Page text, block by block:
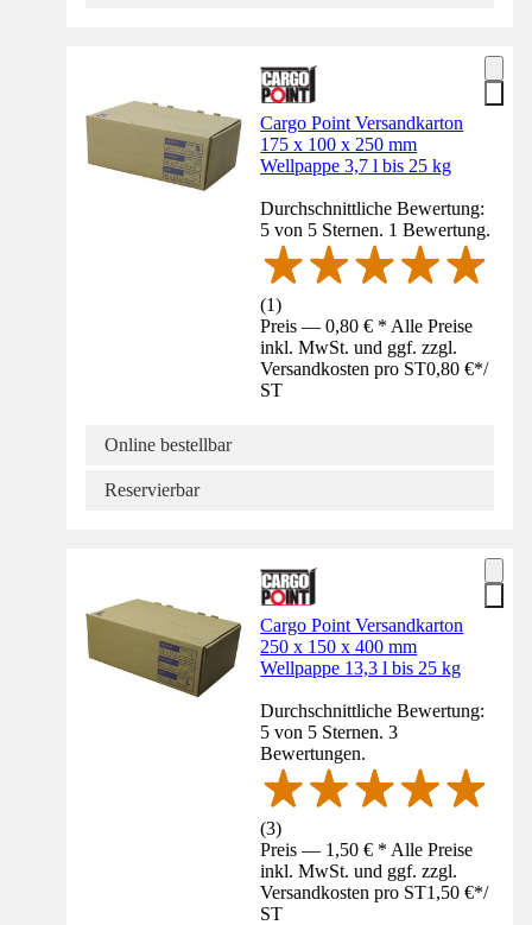
Cargo Point Versandkarton
175 x 100 x 250 mm
Wellpappe 3,7 l bis 25 kg
Durchschnittliche Bewertung:
5 von 5 Sternen. 1 Bewertung.
(1)
Preis — 0,80 € * Alle Preise
inkl. MwSt. und ggf. zzgl.
Versandkosten pro ST0,80 €*/
ST
Online bestellbar
Reservierbar
Cargo Point Versandkarton
250 x 150 x 400 mm
Wellpappe 13,3 l bis 25 kg
Durchschnittliche Bewertung:
5 von 5 Sternen. 3
Bewertungen.
(3)
Preis — 1,50 € * Alle Preise
inkl. MwSt. und ggf. zzgl.
Versandkosten pro ST1,50 €*/
ST